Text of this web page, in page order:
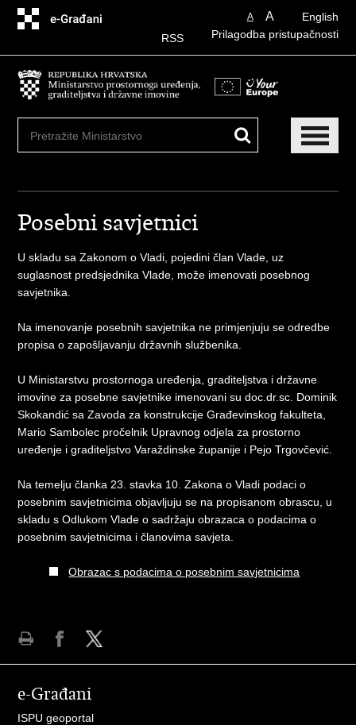
sadržaj
English
A A
Prilagodba pristupačnosti
RSS
Posebni savjetnici
U skladu sa Zakonom o Vladi, pojedini član Vlade, uz
suglasnost predsjednika Vlade, može imenovati posebnog
savjetnika.
Na imenovanje posebnih savjetnika ne primjenjuju se odredbe
propisa o zapošljavanju državnih službenika.
U Ministarstvu prostornoga uređenja, graditeljstva i državne
imovine za posebne savjetnike imenovani su doc.dr.sc. Dominik
Skokandić sa Zavoda za konstrukcije Građevinskog fakulteta,
Mario Sambolec pročelnik Upravnog odjela za prostorno
uređenje i graditeljstvo Varaždinske županije i Pejo Trgovčević.
Na temelju članka 23. stavka 10. Zakona o Vladi podaci o
posebnim savjetnicima objavljuju se na propisanom obrascu, u
skladu s Odlukom Vlade o sadržaju obrazaca o podacima o
posebnim savjetnicima i članovima savjeta.
Obrazac s podacima o posebnim savjetnicima
FacebookuTwitteru
e-Građani
ISPU geoportal